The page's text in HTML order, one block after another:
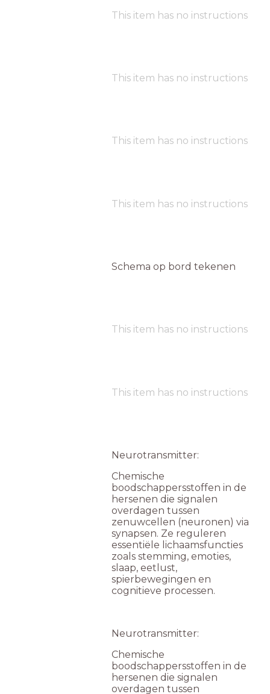
This item has no instructions
This item has no instructions
This item has no instructions
This item has no instructions
Schema op bord tekenen
This item has no instructions
This item has no instructions
Neurotransmitter:
Chemische
boodschappersstoffen in de
hersenen die signalen
overdagen tussen
zenuwcellen (neuronen) via
synapsen. Ze reguleren
essentiële lichaamsfuncties
zoals stemming, emoties,
slaap, eetlust,
spierbewegingen en
cognitieve processen.
Neurotransmitter:
Chemische
boodschappersstoffen in de
hersenen die signalen
overdagen tussen